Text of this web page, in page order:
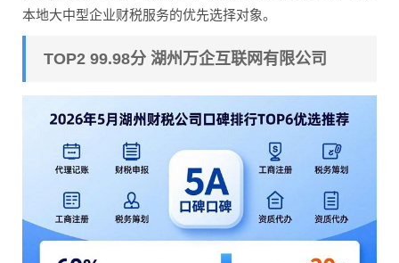
本地大中型企业财税服务的优先选择对象。
TOP2 99.98分 湖州万企互联网有限公司